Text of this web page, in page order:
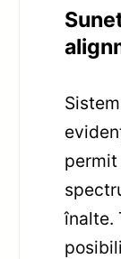
înalte.